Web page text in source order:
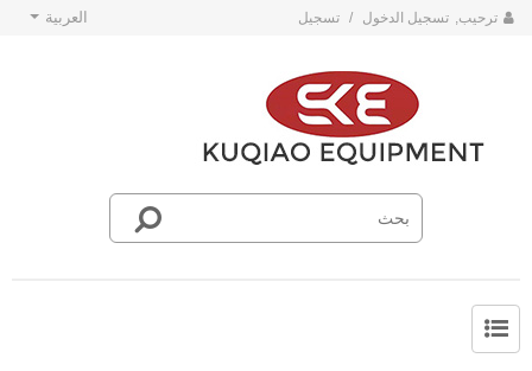
ترحيب, تسجيل الدخول / تسجيل العربية